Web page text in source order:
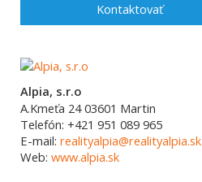
Kontaktovať
Alpia, s.r.o
A.Kmeťa 24 03601 Martin
Telefón: +421 951 089 965
E-mail: realityalpia@realityalpia.sk
Web: www.alpia.sk